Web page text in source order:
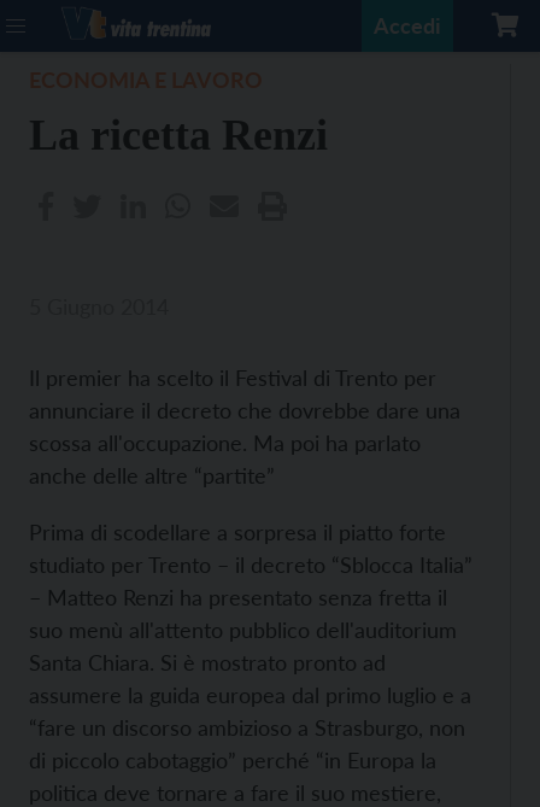
Accedi
La ricetta Renzi
Il premier ha scelto il Festival di Trento per
annunciare il decreto che dovrebbe dare una
scossa all'occupazione. Ma poi ha parlato
anche delle altre “partite”
Prima di scodellare a sorpresa il piatto forte
studiato per Trento – il decreto “Sblocca Italia”
– Matteo Renzi ha presentato senza fretta il
suo menù all'attento pubblico dell'auditorium
Santa Chiara. Si è mostrato pronto ad
assumere la guida europea dal primo luglio e a
“fare un discorso ambizioso a Strasburgo, non
di piccolo cabotaggio” perché “in Europa la
politica deve tornare a fare il suo mestiere,